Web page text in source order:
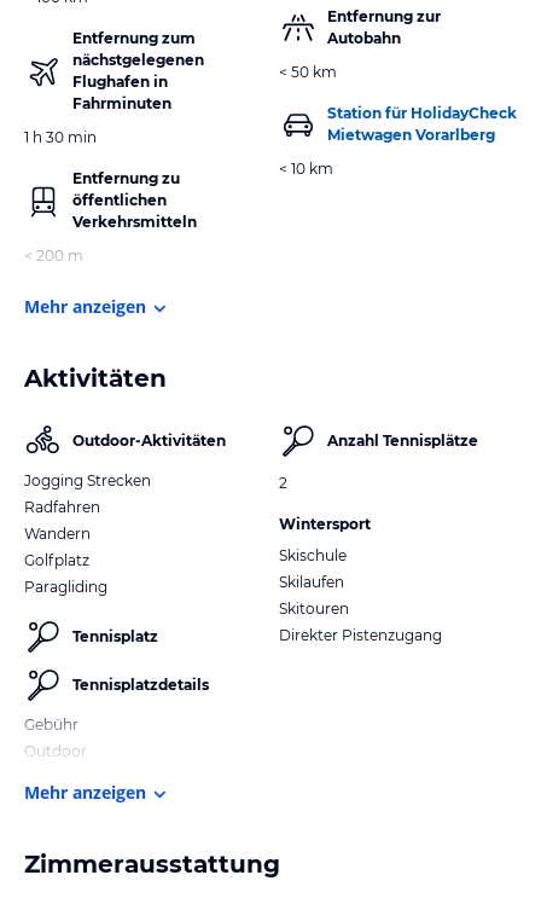
Entfernung zum
nächstgelegenen
Flughafen in
Fahrminuten
1 h 30 min
Entfernung zu
öffentlichen
Verkehrsmitteln
< 200 m
Entfernung zur
Autobahn
< 50 km
Station für HolidayCheck
Mietwagen Vorarlberg
< 10 km
Mehr anzeigen
Aktivitäten
Outdoor-Aktivitäten
Jogging Strecken
Radfahren
Wandern
Golfplatz
Paragliding
Tennisplatz
Tennisplatzdetails
Gebühr
Outdoor
Anzahl Tennisplätze
2
Wintersport
Skischule
Skilaufen
Skitouren
Direkter Pistenzugang
Mehr anzeigen
Zimmerausstattung